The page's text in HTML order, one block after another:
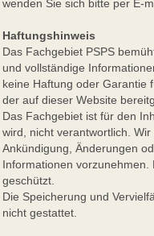
wenden Sie sich bitte per E-
Haftungshinweis
Das Fachgebiet PSPS
und vollständige
keine Haftung oder Garantie
der auf dieser Website
Das Fachgebiet ist für den
wird, nicht verantwortlich.
Ankündigung, Änderungen
Informationen
geschützt.
Die Speicherung und
nicht gestattet.